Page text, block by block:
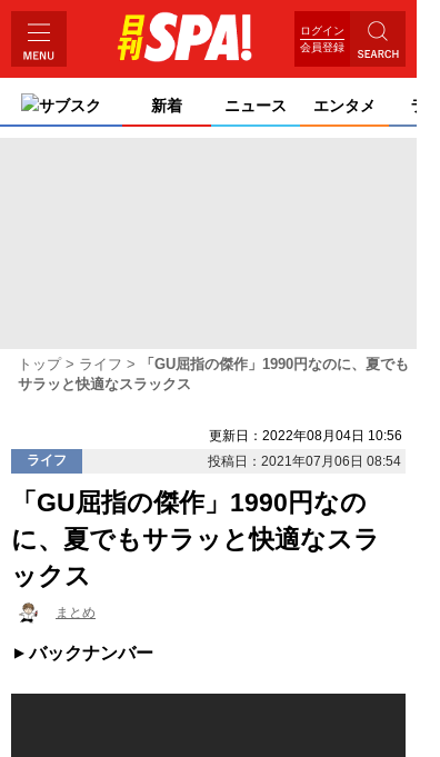
ログイン
会員登録
サブスク 新着 ニュース エンタメ ライ
トップ ライフ
「GU屈指の傑作」1990円なのに、夏でも
サラッと快適なスラックス
更新日：2022年08月04日 10:56
ライフ
投稿日：2021年07月06日 08:54
「GU屈指の傑作」1990円なの
に、夏でもサラッと快適なスラ
ックス
まとめ
バックナンバー